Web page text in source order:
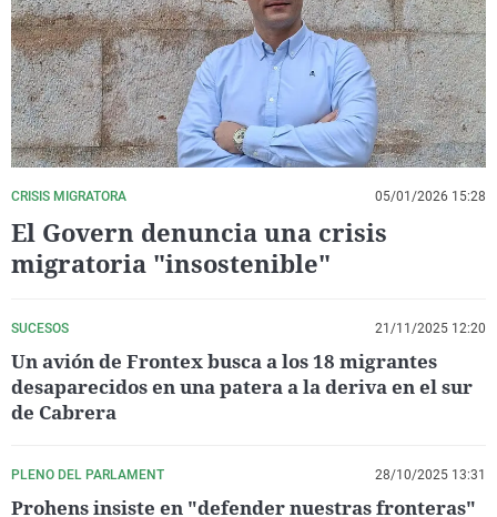
La rosa de los vientos
Gente viajera
Como el perro y el
Caso
Retornados
Equipo de
Operación Viuda
Extremadura
Galicia
La Rioja
Navarra
País Vasco
Virales
Televisión
Elecciones
CRISIS MIGRATORA 05/01/2026 15:28
El Govern denuncia una crisis
migratoria "insostenible"
SUCESOS 21/11/2025 12:20
Un avión de Frontex busca a los 18 migrantes
desaparecidos en una patera a la deriva en el sur
de Cabrera
PLENO DEL PARLAMENT 28/10/2025 13:31
Prohens insiste en "defender nuestras fronteras"